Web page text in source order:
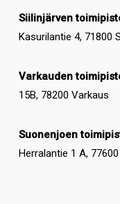
Siilinjärven
Kasurilantie 4, 71800
Varkauden
15B, 78200 Varkaus
Suonenjoen
Herralantie 1 A,